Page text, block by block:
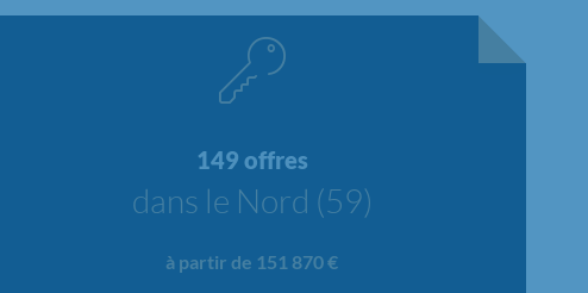
149 offres
dans le Nord (59)
à partir de 151 870 €